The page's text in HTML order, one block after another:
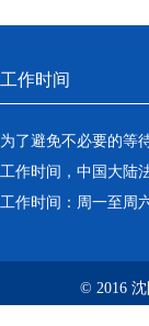
工作时间
为了避免不必要的等
工作时间，中国大陆
工作时间：周一至周
© 2016